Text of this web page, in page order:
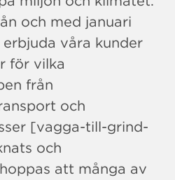
och med januari
våra kunder
för vilka
från
och
[vagga-till-grind-
och
att många av